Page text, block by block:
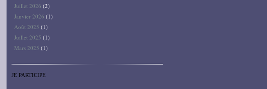
Juillet 2026 (2)
Janvier 2026 (1)
Août 2025 (1)
Juillet 2025 (1)
Mars 2025 (1)
JE PARTICIPE